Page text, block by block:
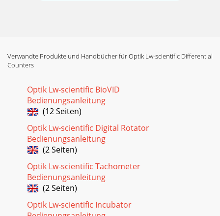
Verwandte Produkte und Handbücher für Optik Lw-scientific Differential
Counters
Optik Lw-scientific BioVID
Bedienungsanleitung
(12 Seiten)
Optik Lw-scientific Digital Rotator
Bedienungsanleitung
(2 Seiten)
Optik Lw-scientific Tachometer
Bedienungsanleitung
(2 Seiten)
Optik Lw-scientific Incubator